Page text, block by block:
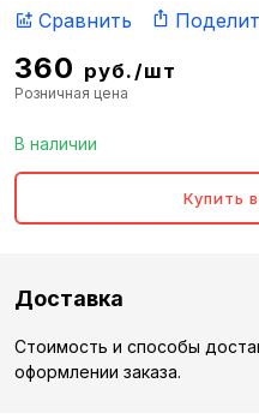
Сравнить
360 руб./шт
Розничная цена
В наличии
Купить
Доставка
Стоимость и способы
оформлении заказа.